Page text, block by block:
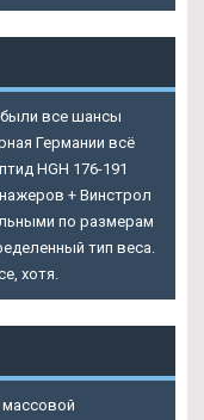
были все шансы
Германии всё
HGH 176-191
+ Винстрол
по размерам
тип веса.
хотя.